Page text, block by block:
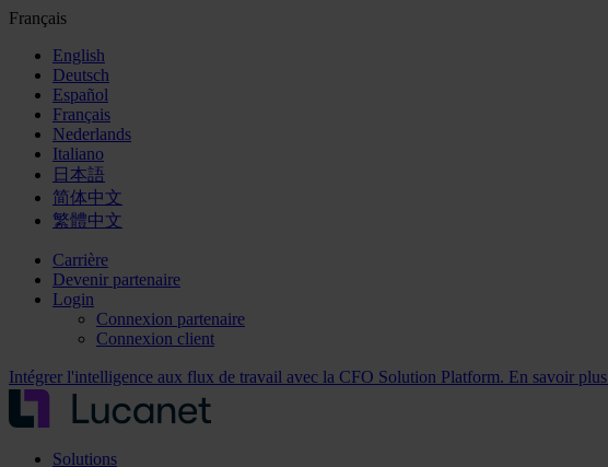
Français
English
Deutsch
Español
Français
Nederlands
Italiano
日本語
简体中文
繁體中文
Carrière
Devenir partenaire
Login
Connexion partenaire
Connexion client
Intégrer l'intelligence aux flux de travail avec la CFO Solution Platform. En savoir plus
Solutions